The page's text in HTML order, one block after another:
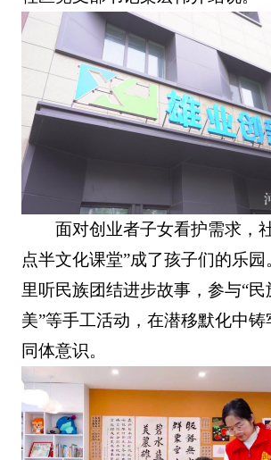
面对创业者子女看护需求，
点半文化课堂”成了孩子们的乐
里听民族团结进步故事，参与“
美”等手工活动，在潜移默化中
同体意识。